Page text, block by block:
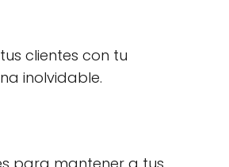
clientes con tu
inolvidable.